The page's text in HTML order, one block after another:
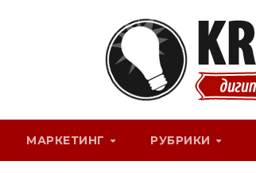
МАРКЕТИНГ РУБРИКИ